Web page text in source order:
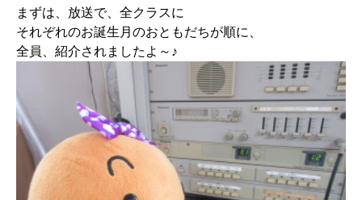
まずは、放送で、全クラスに
それぞれのお誕生月のおともだちが順に、
全員、紹介されましたよ～♪